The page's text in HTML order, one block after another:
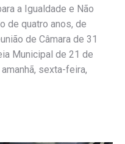
a Igualdade e Não
de quatro anos, de
de Câmara de 31
Municipal de 21 de
sexta-feira,